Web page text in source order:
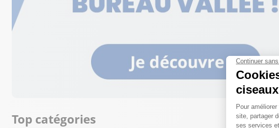
Top catégories